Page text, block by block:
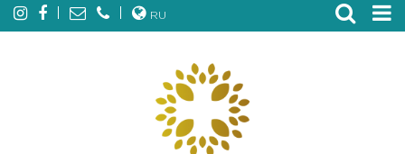
RU